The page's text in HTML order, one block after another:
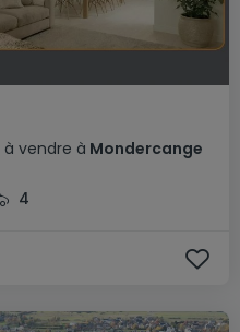
à vendre à Mondercange
4